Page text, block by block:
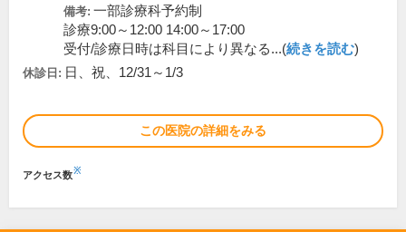
備考: 一部診療科予約制
診療9:00～12:00 14:00～17:00
受付/診療日時は科目により異なる...(続きを読む)
休診日: 日、祝、12/31～1/3
この医院の詳細をみる
アクセス数※